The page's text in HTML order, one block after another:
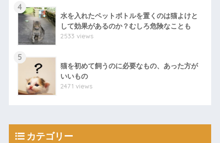
4
水を入れたペットボトルを置くのは猫よけと
して効果があるのか？むしろ危険なことも
2533 views
5
猫を初めて飼うのに必要なもの、あった方が
いいもの
2471 views
カテゴリー